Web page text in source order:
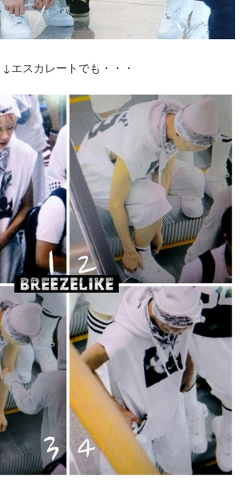
↓エスカレートでも・・・